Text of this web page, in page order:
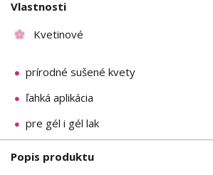
Vlastnosti
Kvetinové
prírodné sušené kvety
ľahká aplikácia
pre gél i gél lak
Popis produktu